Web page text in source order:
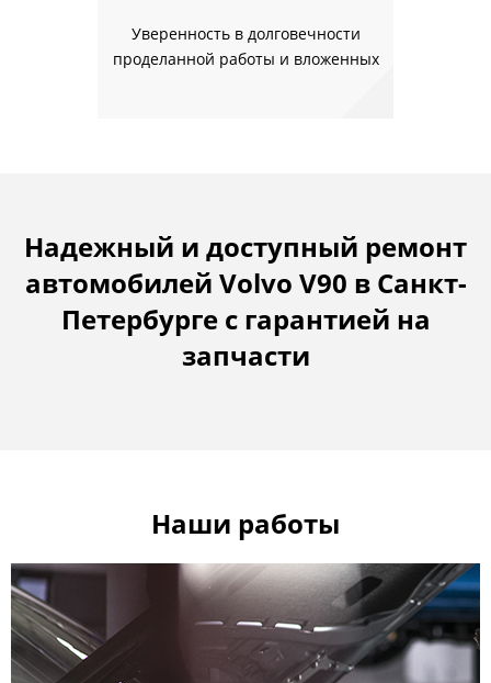
Уверенность в долговечности
проделанной работы и вложенных
Надежный и доступный ремонт
автомобилей Volvo V90 в Санкт-
Петербурге с гарантией на
запчасти
Наши работы